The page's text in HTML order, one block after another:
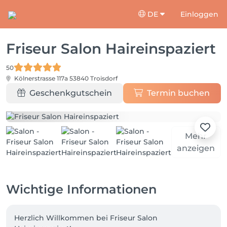
DE Einloggen
Friseur Salon Haireinspaziert
50
Kölnerstrasse 117a 53840 Troisdorf
Geschenkgutschein Termin buchen
Mehr
anzeigen
Wichtige Informationen
Herzlich Willkommen bei Friseur Salon